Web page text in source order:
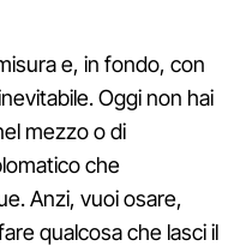
e, in fondo, con
Oggi non hai
mezzo o di
che
Anzi, vuoi osare,
qualcosa che lasci il